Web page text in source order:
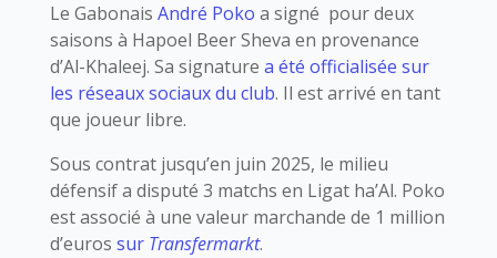
Le Gabonais André Poko a signé pour deux
saisons à Hapoel Beer Sheva en provenance
d’Al-Khaleej. Sa signature a été officialisée sur
les réseaux sociaux du club. Il est arrivé en tant
que joueur libre.
Sous contrat jusqu’en juin 2025, le milieu
défensif a disputé 3 matchs en Ligat ha’Al. Poko
est associé à une valeur marchande de 1 million
d’euros sur Transfermarkt.